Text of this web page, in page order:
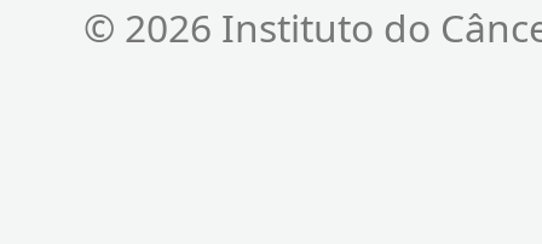
© 2026 Instituto do